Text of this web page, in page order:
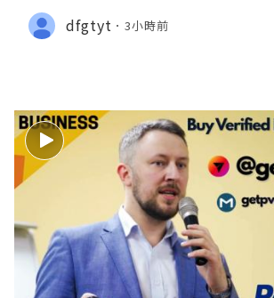
dfgtyt 3小時前